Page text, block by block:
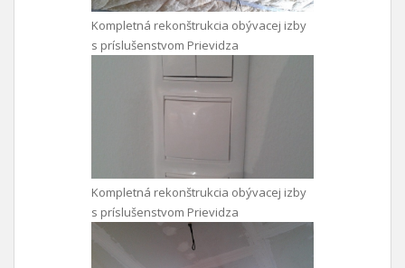
Kompletná rekonštrukcia obývacej izby
s príslušenstvom Prievidza
Kompletná rekonštrukcia obývacej izby
s príslušenstvom Prievidza